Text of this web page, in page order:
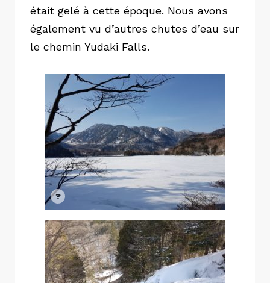
était gelé à cette époque. Nous avons
également vu d’autres chutes d’eau sur
le chemin Yudaki Falls.